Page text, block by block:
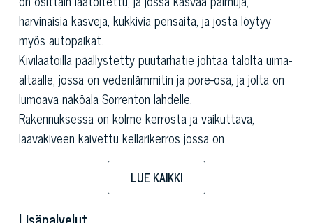
harvinaisia kasveja, kukkivia pensaita, ja josta löytyy
myös autopaikat.
Kivilaatoilla päällystetty puutarhatie johtaa talolta uima-
altaalle, jossa on vedenlämmitin ja pore-osa, ja jolta on
lumoava näköala Sorrenton lahdelle.
Rakennuksessa on kolme kerrosta ja vaikuttava,
laavakiveen kaivettu kellarikerros jossa on
Pohjakerroksessa sijaitsee valoisa eteishalli, josta
pääsee puutarhaan, sali, tilava työhuone, keittiö,
ruokasali ja kaksi kylpyhuonetta.
LUE KAIKKI